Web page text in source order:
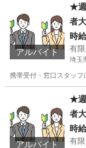
アルバイト
★
者
時
有
埼玉
携帯受付・窓口スタッ
携
アルバイト
★
者
時
有